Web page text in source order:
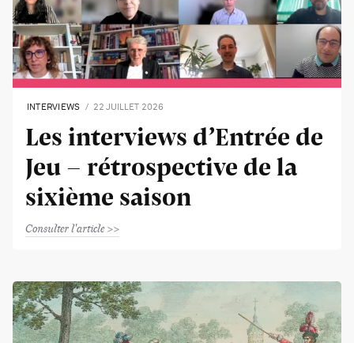
INTERVIEWS 22 JUILLET 2026
Les interviews d’Entrée de
Jeu - rétrospective de la
sixième saison
Consulter l'article